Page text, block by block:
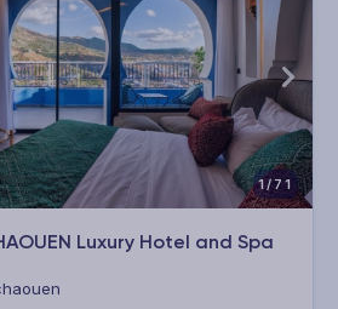
1/71
Luxury Hotel and Spa